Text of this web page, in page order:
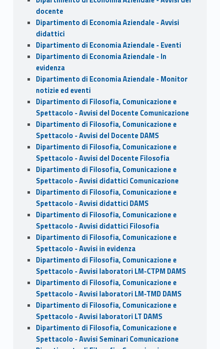
docente
Dipartimento di Economia Aziendale - Avvisi
didattici
Dipartimento di Economia Aziendale - Eventi
Dipartimento di Economia Aziendale - In
evidenza
Dipartimento di Economia Aziendale - Monitor
notizie ed eventi
Dipartimento di Filosofia, Comunicazione e
Spettacolo - Avvisi del Docente Comunicazione
Dipartimento di Filosofia, Comunicazione e
Spettacolo - Avvisi del Docente DAMS
Dipartimento di Filosofia, Comunicazione e
Spettacolo - Avvisi del Docente Filosofia
Dipartimento di Filosofia, Comunicazione e
Spettacolo - Avvisi didattici Comunicazione
Dipartimento di Filosofia, Comunicazione e
Spettacolo - Avvisi didattici DAMS
Dipartimento di Filosofia, Comunicazione e
Spettacolo - Avvisi didattici Filosofia
Dipartimento di Filosofia, Comunicazione e
Spettacolo - Avvisi in evidenza
Dipartimento di Filosofia, Comunicazione e
Spettacolo - Avvisi laboratori LM-CTPM DAMS
Dipartimento di Filosofia, Comunicazione e
Spettacolo - Avvisi laboratori LM-TMD DAMS
Dipartimento di Filosofia, Comunicazione e
Spettacolo - Avvisi laboratori LT DAMS
Dipartimento di Filosofia, Comunicazione e
Spettacolo - Avvisi Seminari Comunicazione